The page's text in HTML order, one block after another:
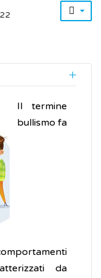
Il termine
bullismo fa
da